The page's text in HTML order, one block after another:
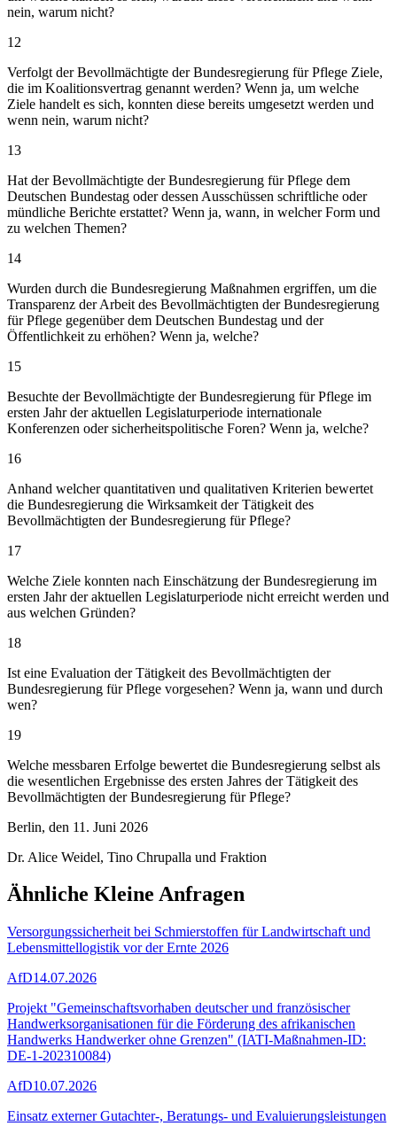
nein, warum nicht?
12
Verfolgt der Bevollmächtigte der Bundesregierung für Pflege Ziele,
die im Koalitionsvertrag genannt werden? Wenn ja, um welche
Ziele handelt es sich, konnten diese bereits umgesetzt werden und
wenn nein, warum nicht?
13
Hat der Bevollmächtigte der Bundesregierung für Pflege dem
Deutschen Bundestag oder dessen Ausschüssen schriftliche oder
mündliche Berichte erstattet? Wenn ja, wann, in welcher Form und
zu welchen Themen?
14
Wurden durch die Bundesregierung Maßnahmen ergriffen, um die
Transparenz der Arbeit des Bevollmächtigten der Bundesregierung
für Pflege gegenüber dem Deutschen Bundestag und der
Öffentlichkeit zu erhöhen? Wenn ja, welche?
15
Besuchte der Bevollmächtigte der Bundesregierung für Pflege im
ersten Jahr der aktuellen Legislaturperiode internationale
Konferenzen oder sicherheitspolitische Foren? Wenn ja, welche?
16
Anhand welcher quantitativen und qualitativen Kriterien bewertet
die Bundesregierung die Wirksamkeit der Tätigkeit des
Bevollmächtigten der Bundesregierung für Pflege?
17
Welche Ziele konnten nach Einschätzung der Bundesregierung im
ersten Jahr der aktuellen Legislaturperiode nicht erreicht werden und
aus welchen Gründen?
18
Ist eine Evaluation der Tätigkeit des Bevollmächtigten der
Bundesregierung für Pflege vorgesehen? Wenn ja, wann und durch
wen?
19
Welche messbaren Erfolge bewertet die Bundesregierung selbst als
die wesentlichen Ergebnisse des ersten Jahres der Tätigkeit des
Bevollmächtigten der Bundesregierung für Pflege?
Berlin, den 11. Juni 2026
Dr. Alice Weidel, Tino Chrupalla und Fraktion
Ähnliche Kleine Anfragen
Versorgungssicherheit bei Schmierstoffen für Landwirtschaft und
Lebensmittellogistik vor der Ernte 2026
AfD14.07.2026
Projekt "Gemeinschaftsvorhaben deutscher und französischer
Handwerksorganisationen für die Förderung des afrikanischen
Handwerks Handwerker ohne Grenzen" (IATI-Maßnahmen-ID:
DE-1-202310084)
AfD10.07.2026
Einsatz externer Gutachter-, Beratungs- und Evaluierungsleistungen